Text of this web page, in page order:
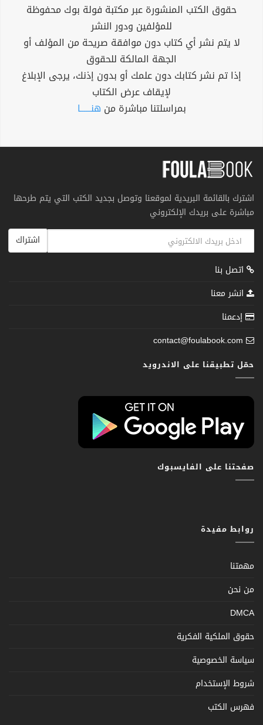
حقوق الكتب المنشورة عبر مكتبة فولة بوك محفوظة
للمؤلفين ودور النشر
لا يتم نشر أي كتاب دون موافقة صريحة من المؤلف أو
الجهة المالكة للحقوق
إذا تم نشر كتابك دون علمك أو بدون إذنك، يرجى الإبلاغ
لإيقاف عرض الكتاب
بمراسلتنا مباشرة من هنــــــا
اشترك بالقائمة البريدية لموقعنا وتوصل بجديد الكتب التي يتم طرحها
مباشرة على بريدك الإلكتروني
اشتراك
اتصل بنا
انشر معنا
إدعمنا
contact@foulabook.com
حمّل تطبيقنا على الاندرويد
صفحتنا على الفايسبوك
روابط مفيدة
مهمتنا
من نحن
DMCA
حقوق الملكية الفكرية
سياسة الخصوصية
شروط الإستخدام
فهرس الكتب